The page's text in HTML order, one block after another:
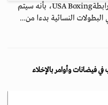
أفادت صحيفة "ديلي ميل"، نقلا عن رابطةUSA Boxing، بأنه سيتم
البطولات النسائية بدءا من...
فيضانات وأوامر بالإخلاء